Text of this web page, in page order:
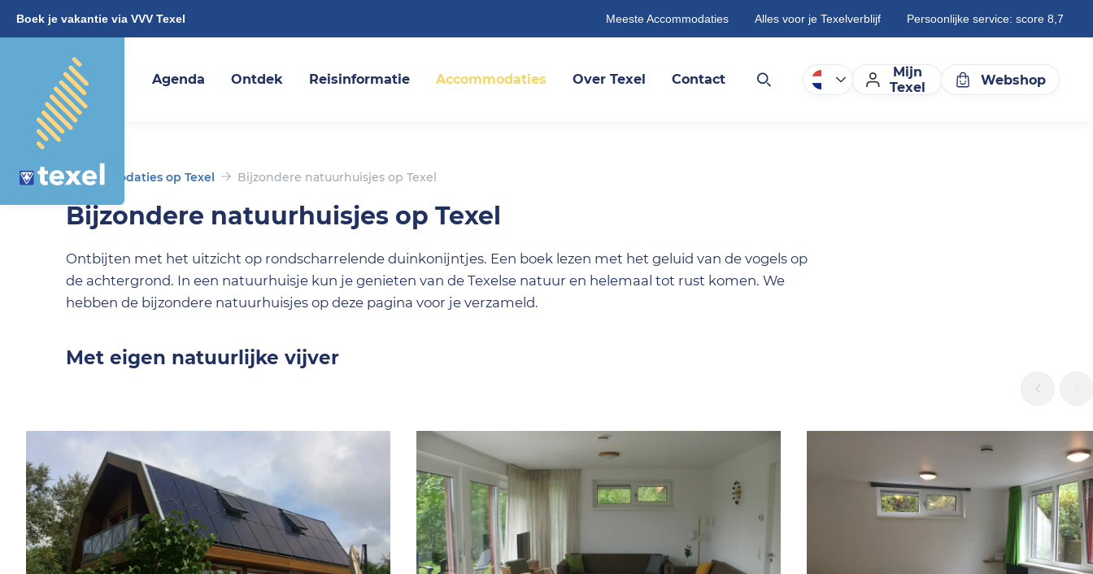
Boek je vakantie via VVV Texel Meeste Accommodaties Alles voor je Texelverblijf Persoonlijke service: score 8,7
Agenda Ontdek Reisinformatie Accommodaties Over Texel Contact
Mijn
Texel
Webshop
Accommodaties op Texel Bijzondere natuurhuisjes op Texel
Bijzondere natuurhuisjes op Texel
Ontbijten met het uitzicht op rondscharrelende duinkonijntjes. Een boek lezen met het geluid van de vogels op
de achtergrond. In een natuurhuisje kun je genieten van de Texelse natuur en helemaal tot rust komen. We
hebben de bijzondere natuurhuisjes op deze pagina voor je verzameld.
Met eigen natuurlijke vijver